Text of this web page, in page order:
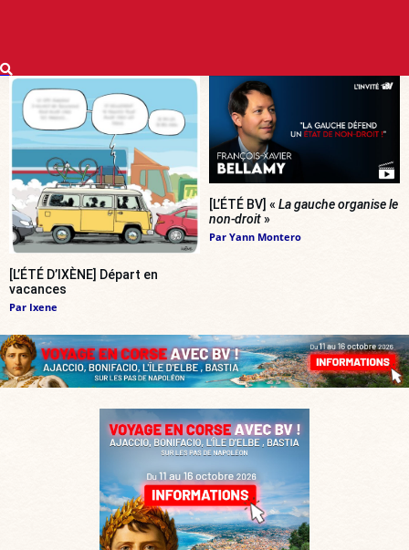
[L’ÉTÉ D’IXÈNE] Départ en
vacances
Par Ixene
[L’ÉTÉ BV] « La gauche organise le
non-droit»
Par Yann Montero